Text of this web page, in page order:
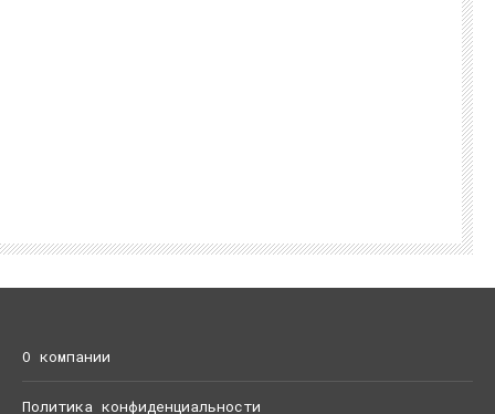
О компании
Политика конфиденциальности